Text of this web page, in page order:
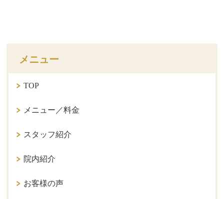
メニュー
TOP
メニュー／料金
スタッフ紹介
院内紹介
お客様の声